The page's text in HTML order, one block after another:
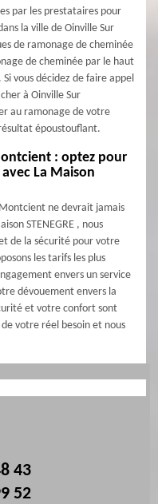
par les prestataires pour
la ville de Oinville Sur
de ramonage de cheminée
de cheminée par le haut
vous décidez de faire appel
à Oinville Sur
au ramonage de votre
époustouflant.
: optez pour
La Maison
ne devrait jamais
STENEGRE , nous
de la sécurité pour votre
les tarifs les plus
envers un service
dévouement envers la
et votre confort sont
votre réel besoin et nous
43
52